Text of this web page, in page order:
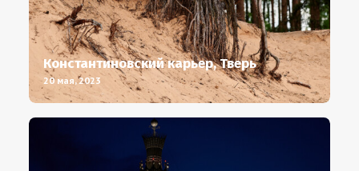
Константиновский карьер, Тверь
20 мая, 2023